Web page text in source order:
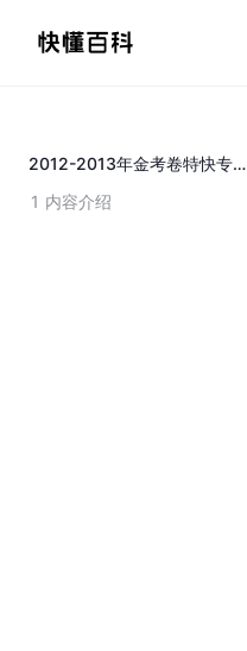
2012-2013年金考卷特快专递地理第六期
1 内容介绍